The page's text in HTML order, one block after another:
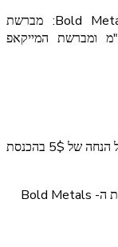
לצורך השוואה, אורך המברשות בסדרת Bold Metals: מברשת
16 ס"מ, מברשת הקונטור: 18 ס"מ ומברשת המייקאפ
למי שזו הזמנה ראשונה מאתר אייהרב, תוכלו לקבל הנחה של 5$ בהכנסת
מקווה שסייעתי לכן להחליט באם לצרף את נבחרת ה- Bold Metals